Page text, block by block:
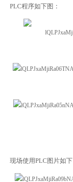
PLC程序如下图：
现场使用PLC图片如下